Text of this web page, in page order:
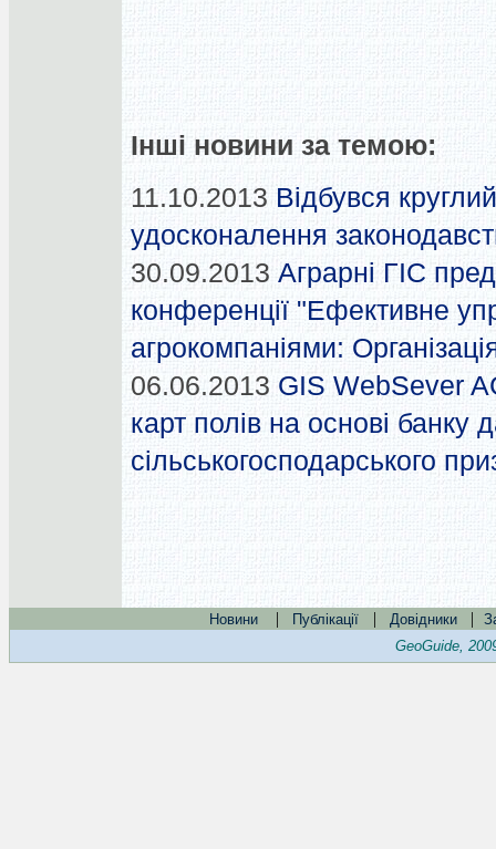
Інші новини за темою:
11.10.2013 Відбувся
удосконалення
30.09.2013 Аграрні ГІС
конференції "Ефективне
агрокомпаніями:
06.06.2013 GIS WebSever
карт полів на основі банку
сільськогосподарського
Новини | Публікації | Довідники |
GeoGuide,